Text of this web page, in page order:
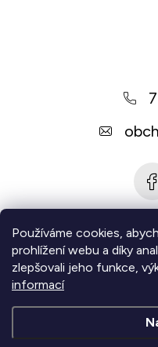
Používáme cookies,
prohlížení webu a díky
zlepšovali jeho funkce,
informací
Informace pro vás
Zjistěte více